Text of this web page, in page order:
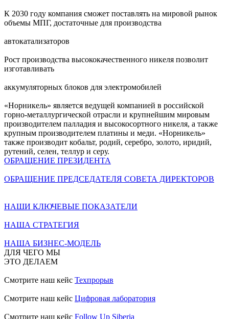
К 2030 году компания сможет поставлять на мировой рынок
объемы МПГ, достаточные для производства
автокатализаторов
Рост производства высококачественного никеля позволит
изготавливать
аккумуляторных блоков для электромобилей
«Норникель» является ведущей компанией в российской
горно-металлургической отрасли и крупнейшим мировым
производителем палладия и высокосортного никеля, а также
крупным производителем платины и меди. «Норникель»
также производит кобальт, родий, серебро, золото, иридий,
рутений, селен, теллур и серу.
ОБРАЩЕНИЕ ПРЕЗИДЕНТА
ОБРАЩЕНИЕ ПРЕДСЕДАТЕЛЯ СОВЕТА ДИРЕКТОРОВ
НАШИ КЛЮЧЕВЫЕ ПОКАЗАТЕЛИ
НАША СТРАТЕГИЯ
НАША БИЗНЕС-МОДЕЛЬ
ДЛЯ ЧЕГО МЫ
ЭТО ДЕЛАЕМ
Смотрите наш кейс Техпрорыв
Смотрите наш кейс Цифровая лаборатория
Смотрите наш кейс Follow Up Siberia